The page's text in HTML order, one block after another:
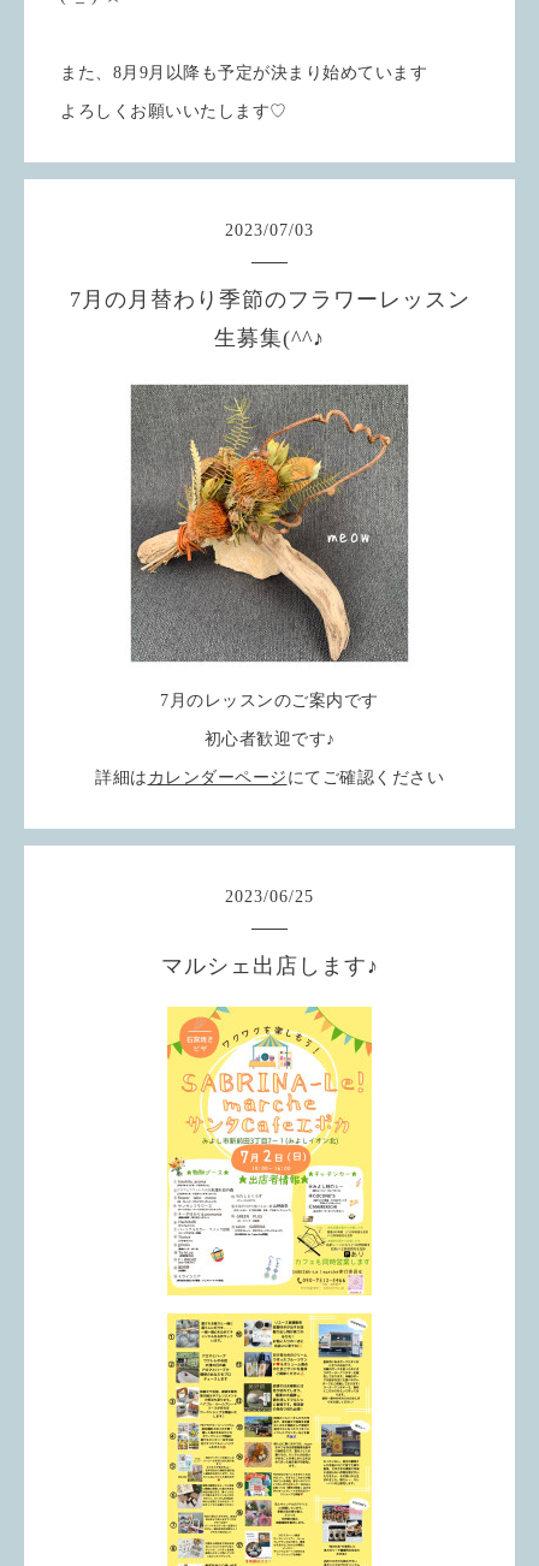
また、8月9月以降も予定が決まり始めています
よろしくお願いいたします♡
2023/07/03
7月の月替わり季節のフラワーレッスン
生募集(^^♪
7月のレッスンのご案内です
初心者歓迎です♪
詳細は カレンダーページ にてご確認ください
2023/06/25
マルシェ出店します♪